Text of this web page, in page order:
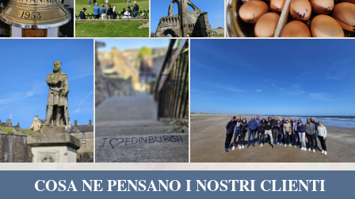
COSA NE PENSANO I NOSTRI CLIENTI